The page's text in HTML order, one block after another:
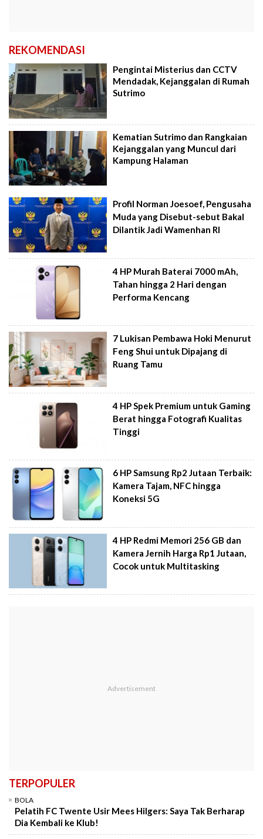
REKOMENDASI
Pengintai Misterius dan CCTV
Mendadak, Kejanggalan di Rumah
Sutrimo
Kematian Sutrimo dan Rangkaian
Kejanggalan yang Muncul dari
Kampung Halaman
Profil Norman Joesoef, Pengusaha
Muda yang Disebut-sebut Bakal
Dilantik Jadi Wamenhan RI
4 HP Murah Baterai 7000 mAh,
Tahan hingga 2 Hari dengan
Performa Kencang
7 Lukisan Pembawa Hoki Menurut
Feng Shui untuk Dipajang di
Ruang Tamu
4 HP Spek Premium untuk Gaming
Berat hingga Fotografi Kualitas
Tinggi
6 HP Samsung Rp2 Jutaan Terbaik:
Kamera Tajam, NFC hingga
Koneksi 5G
4 HP Redmi Memori 256 GB dan
Kamera Jernih Harga Rp1 Jutaan,
Cocok untuk Multitasking
TERPOPULER
BOLA
Pelatih FC Twente Usir Mees Hilgers: Saya Tak Berharap
Dia Kembali ke Klub!